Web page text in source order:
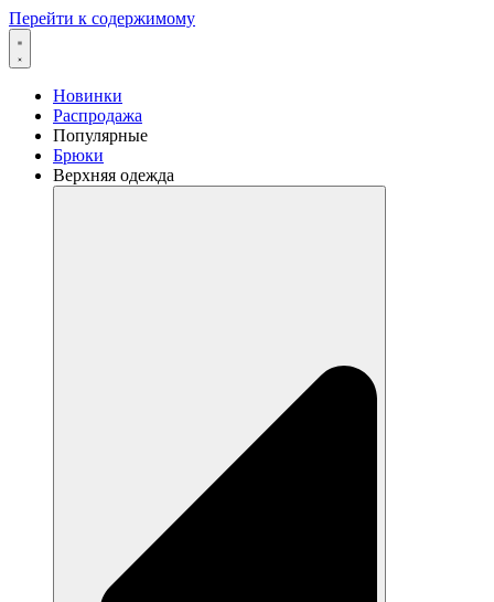
Перейти к содержимому
Новинки
Распродажа
Популярные
Брюки
Верхняя одежда